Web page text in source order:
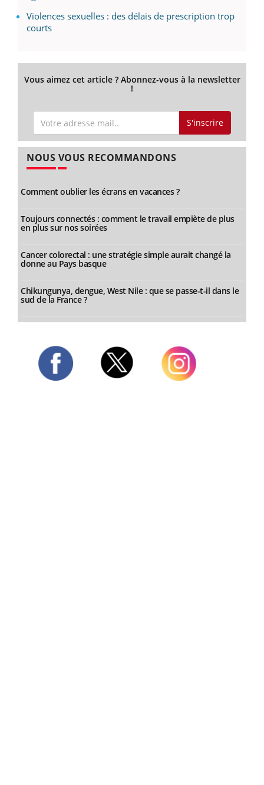
Violences sexuelles : des délais de prescription trop
courts
Vous aimez cet article ? Abonnez-vous à la newsletter
!
S'inscrire
NOUS VOUS RECOMMANDONS
Comment oublier les écrans en vacances ?
Toujours connectés : comment le travail empiète de plus
en plus sur nos soirées
Cancer colorectal : une stratégie simple aurait changé la
donne au Pays basque
Chikungunya, dengue, West Nile : que se passe-t-il dans le
sud de la France ?